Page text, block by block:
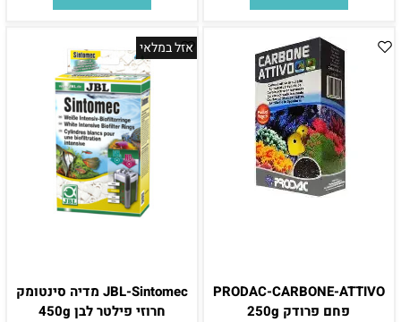
PRODAC-CARBONE-ATTIVO
פחם פרודק 250g
אזל במלאי
JBL-Sintomec מדיה סינטומק
חרוזי פילטר לבן 450g